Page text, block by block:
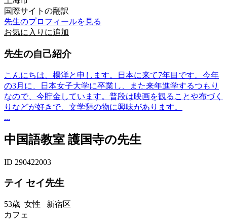
国際サイトの翻訳
先生のプロフィールを見る
お気に入りに追加
先生の自己紹介
こんにちは、楊洋と申します。日本に来て7年目です。今年
の3月に、日本女子大学に卒業し、また来年進学するつもり
なので、今貯金しています。普段は映画を観ることや布づく
りなどが好きで、文学類の物に興味があります。
...
中国語教室 護国寺の先生
ID 290422003
テイ セイ先生
53歳 女性 新宿区
カフェ